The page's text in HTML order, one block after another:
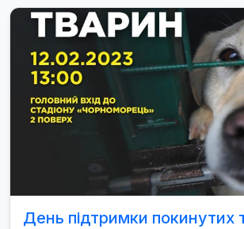
День підтримки покинутих